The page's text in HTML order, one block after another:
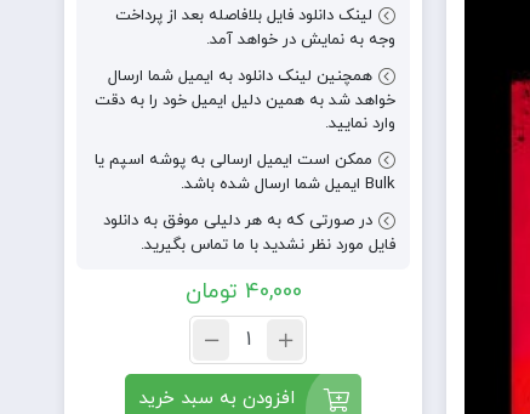
لینک دانلود فایل بلافاصله بعد از پرداخت
وجه به نمایش در خواهد آمد.
همچنین لینک دانلود به ایمیل شما ارسال
خواهد شد به همین دلیل ایمیل خود را به دقت
وارد نمایید.
ممکن است ایمیل ارسالی به پوشه اسپم یا
Bulk ایمیل شما ارسال شده باشد.
در صورتی که به هر دلیلی موفق به دانلود
فایل مورد نظر نشدید با ما تماس بگیرید.
40,000 تومان
افزودن به سبد خرید